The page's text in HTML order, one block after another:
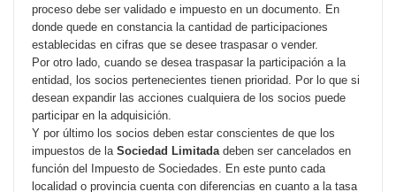
proceso debe ser validado e impuesto en un documento. En
donde quede en constancia la cantidad de participaciones
establecidas en cifras que se desee traspasar o vender.
Por otro lado, cuando se desea traspasar la participación a la
entidad, los socios pertenecientes tienen prioridad. Por lo que si
desean expandir las acciones cualquiera de los socios puede
participar en la adquisición.
Y por último los socios deben estar conscientes de que los
impuestos de la Sociedad Limitadadeben ser cancelados en
función del Impuesto de Sociedades. En este punto cada
localidad o provincia cuenta con diferencias en cuanto a la tasa